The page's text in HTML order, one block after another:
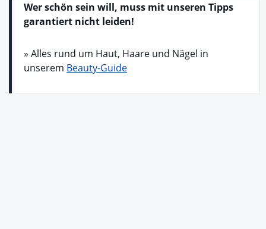
Wer schön sein will, muss mit unseren Tipps
garantiert nicht leiden!
» Alles rund um Haut, Haare und Nägel in
unserem Beauty-Guide